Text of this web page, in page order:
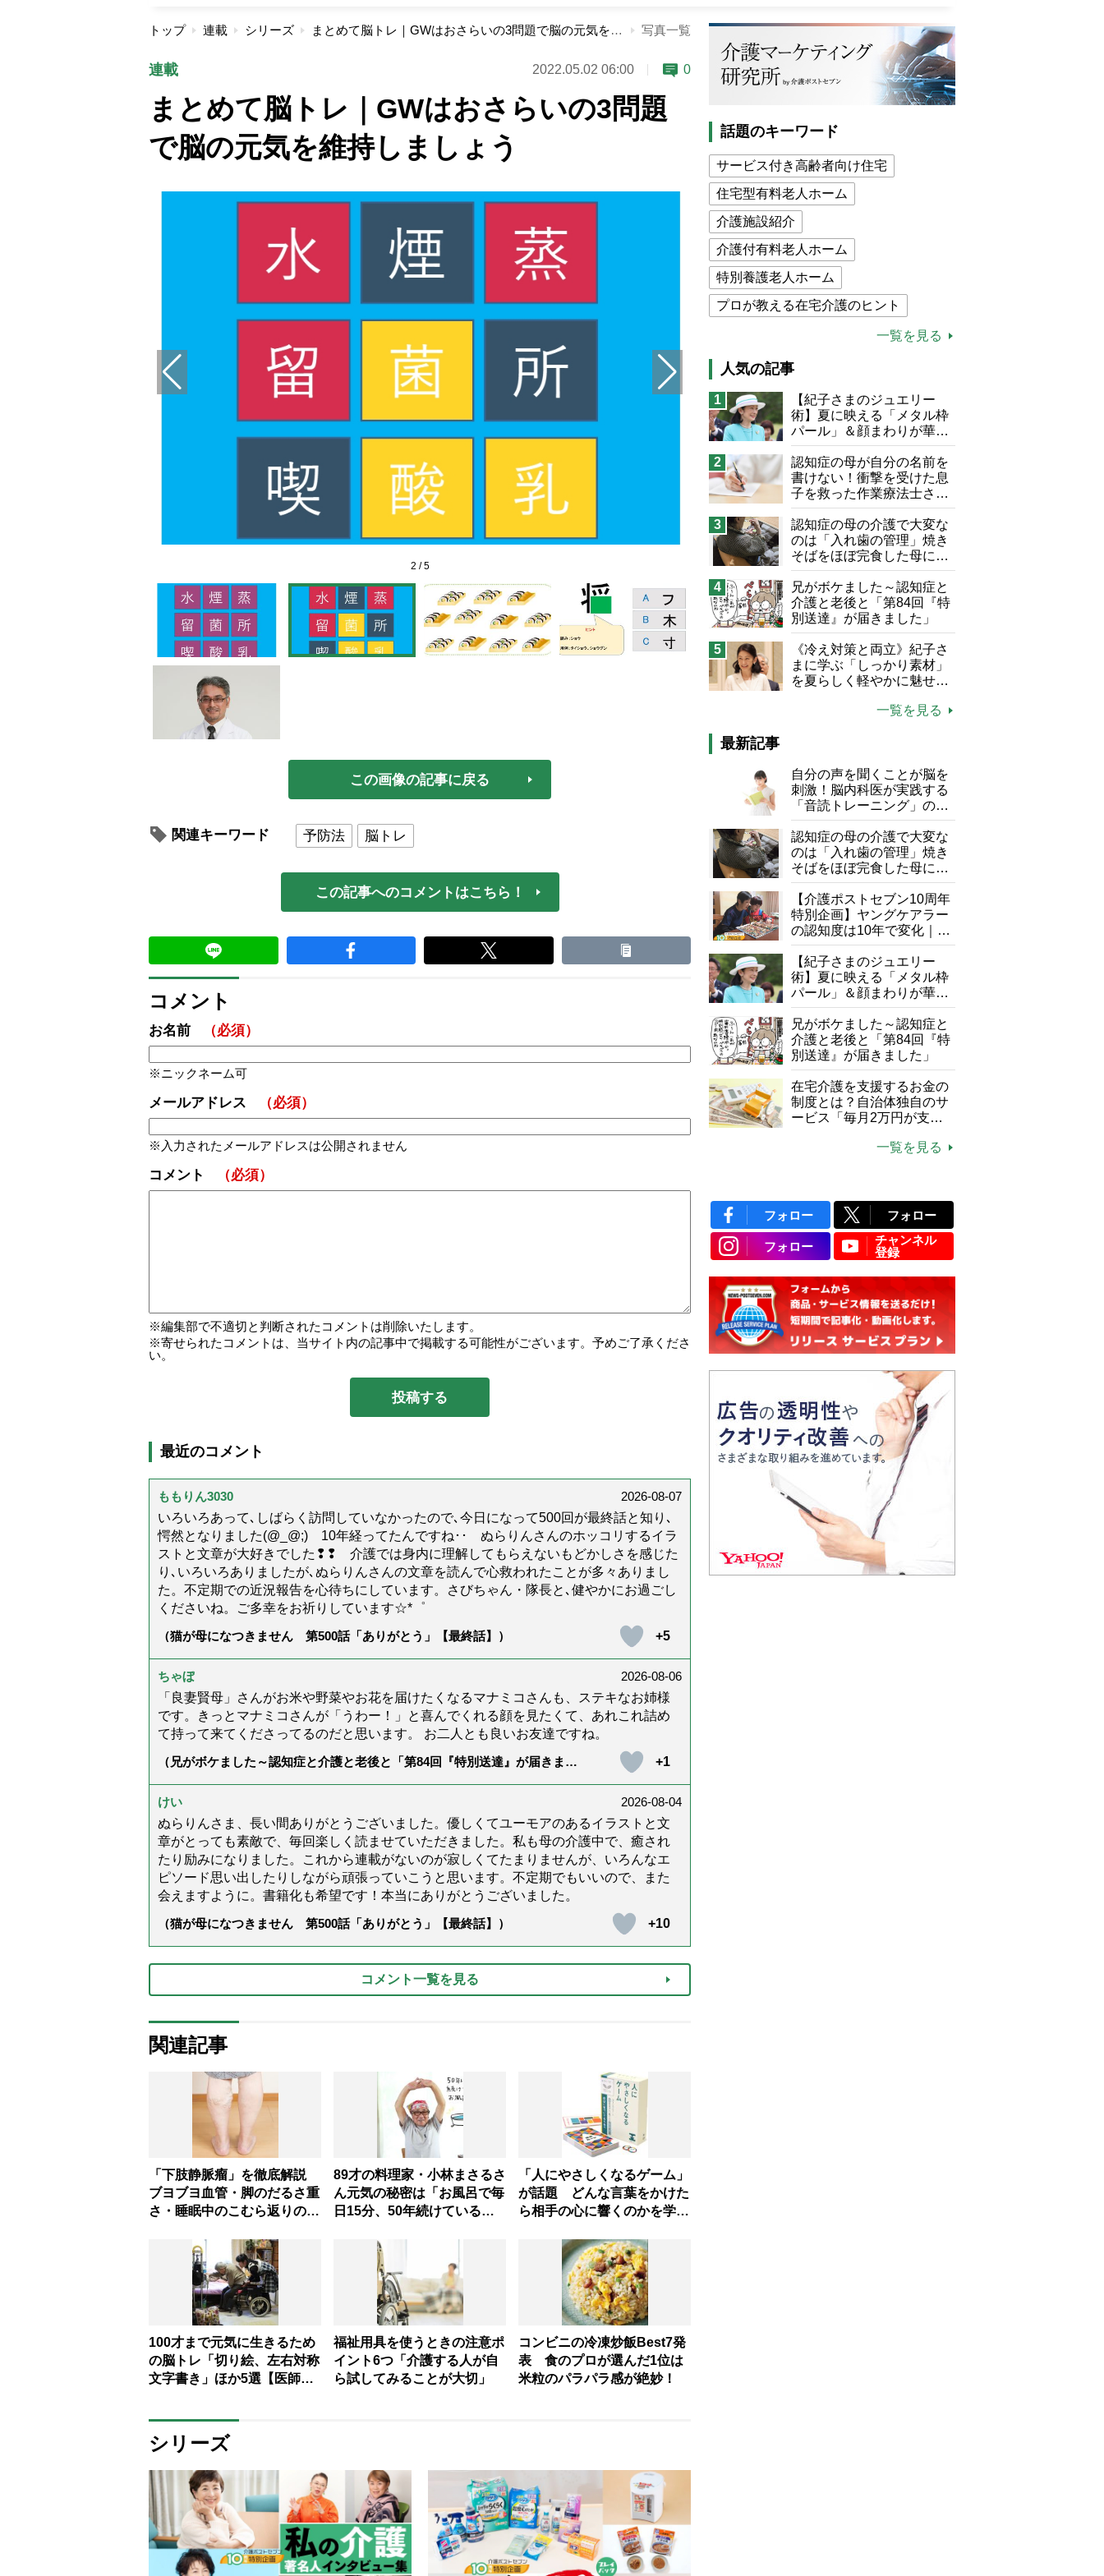
トップ 連載 シリーズ まとめて脳トレ｜GWはおさらいの3問題で脳の元気を維持しましょう 写真一覧
連載 2022.05.02 06:00 0
まとめて脳トレ｜GWはおさらいの3問題
で脳の元気を維持しましょう
2 /5
この画像の記事に戻る
関連キーワード 予防法 脳トレ
この記事へのコメントはこちら！
コメント
お名前 （必須）
ニックネーム可
メールアドレス （必須）
入力されたメールアドレスは公開されません
コメント （必須）
編集部で不適切と判断されたコメントは削除いたします。
寄せられたコメントは、当サイト内の記事中で掲載する可能性がございます。予めご了承くださ
い。
最近のコメント
ももりん3030
2026-08-07
いろいろあって､しばらく訪問していなかったので､今日になって500回が最終話と知り､
愕然となりました(@_@;) 10年経ってたんですね･･ ぬらりんさんのホッコリするイラ
ストと文章が大好きでした❢❢ 介護では身内に理解してもらえないもどかしさを感じた
り､いろいろありましたが､ぬらりんさんの文章を読んで心救われたことが多々ありまし
た。不定期での近況報告を心待ちにしています。さびちゃん・隊長と､健やかにお過ごし
くださいね。ご多幸をお祈りしています☆*゜
（猫が母になつきません 第500話「ありがとう」【最終話】）
+5
ちゃぼ
2026-08-06
「良妻賢母」さんがお米や野菜やお花を届けたくなるマナミコさんも、ステキなお姉様
です。きっとマナミコさんが「うわー！」と喜んでくれる顔を見たくて、あれこれ詰め
て持って来てくださってるのだと思います。 お二人とも良いお友達ですね。
（兄がボケました～認知症と介護と老後と「第84回『特別送達』が届きまし
+1
けい
2026-08-04
ぬらりんさま、長い間ありがとうございました。優しくてユーモアのあるイラストと文
章がとっても素敵で、毎回楽しく読ませていただきました。私も母の介護中で、癒され
たり励みになりました。これから連載がないのが寂しくてたまりませんが、いろんなエ
ピソード思い出したりしながら頑張っていこうと思います。不定期でもいいので、また
会えますように。書籍化も希望です！本当にありがとうございました。
（猫が母になつきません 第500話「ありがとう」【最終話】）
+10
コメント一覧を見る
関連記事
「下肢静脈瘤」を徹底解説
ブヨブヨ血管・脚のだるさ重
さ・睡眠中のこむら返りの原
89才の料理家・小林まさるさ
ん元気の秘密は「お風呂で毎
日15分、50年続けている健
「人にやさしくなるゲーム」
が話題 どんな言葉をかけた
ら相手の心に響くのかを学べ
100才まで元気に生きるため
の脳トレ「切り絵、左右対称
文字書き」ほか5選【医師監
福祉用具を使うときの注意ポ
イント6つ「介護する人が自
ら試してみることが大切」
コンビニの冷凍炒飯Best7発
表 食のプロが選んだ1位は
米粒のパラパラ感が絶妙！
シリーズ
話題のキーワード
サービス付き高齢者向け住宅
住宅型有料老人ホーム
介護施設紹介
介護付有料老人ホーム
特別養護老人ホーム
プロが教える在宅介護のヒント
介護食
高木ブー
ケアマネジャー
猫が母になつきません
息子の遠距離介護サバイバル術
兄がボケました
便利なサービス
予防法
一覧を見る
人気の記事
1
【紀子さまのジュエリー
術】夏に映える「メタル枠
パール」＆顔まわりが華や
ぐ「揺れる一粒」の使い分
け方
2
認知症の母が自分の名前を
書けない！衝撃を受けた息
子を救った作業療法士さん
の言葉
3
認知症の母の介護で大変な
のは「入れ歯の管理」焼き
そばをほぼ完食した母に息
子が血の気が引いた理由
4
兄がボケました～認知症と
介護と老後と「第84回『特
別送達』が届きました」
5
《冷え対策と両立》紀子さ
まに学ぶ「しっかり素材」
を夏らしく軽やかに魅せる
一覧を見る
最新記事
自分の声を聞くことが脳を
刺激！脳内科医が実践する
「音読トレーニング」の極
意
認知症の母の介護で大変な
のは「入れ歯の管理」焼き
そばをほぼ完食した母に息
子が血の気が引いた理由
【介護ポストセブン10周年
特別企画】ヤングケアラー
の認知度は10年で変化｜流
行語大賞にノミネート、法
律にも明記されたが果たし
て現在は？
【紀子さまのジュエリー
術】夏に映える「メタル枠
パール」＆顔まわりが華や
ぐ「揺れる一粒」の使い分
け方
兄がボケました～認知症と
介護と老後と「第84回『特
別送達』が届きました」
在宅介護を支援するお金の
制度とは？自治体独自のサ
ービス「毎月2万円が支給
一覧を見る
フォロー フォロー
フォロー
チャンネル
登録